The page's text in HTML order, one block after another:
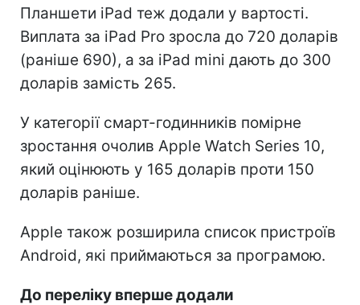
Планшети iPad теж додали у вартості.
Виплата за iPad Pro зросла до 720 доларів
(раніше 690), а за iPad mini дають до 300
доларів замість 265.
У категорії смарт-годинників помірне
зростання очолив Apple Watch Series 10,
який оцінюють у 165 доларів проти 150
доларів раніше.
Apple також розширила список пристроїв
Android, які приймаються за програмою.
До переліку вперше додали